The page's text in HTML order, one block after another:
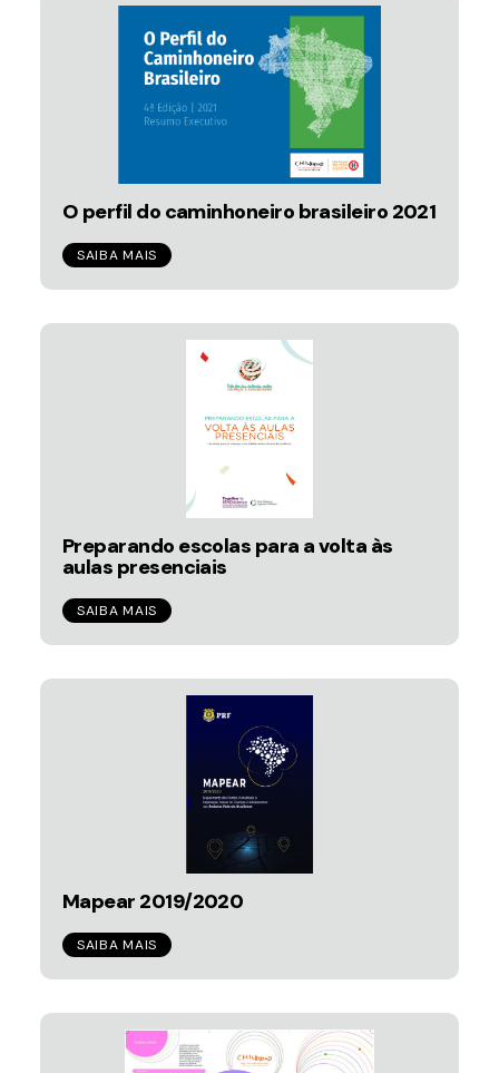
O perfil do caminhoneiro brasileiro 2021
SAIBA MAIS
Preparando escolas para a volta às
aulas presenciais
SAIBA MAIS
Mapear 2019/2020
SAIBA MAIS